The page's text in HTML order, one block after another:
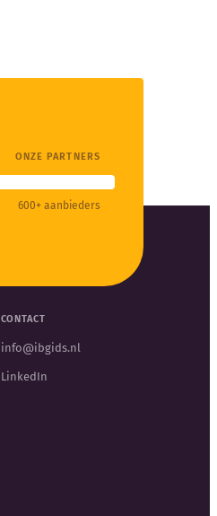
ONZE PARTNERS
600+ aanbieders
CONTACT
info@ibgids.nl
LinkedIn